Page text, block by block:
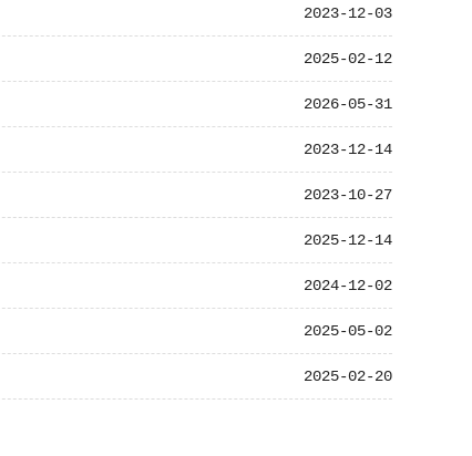
2023-12-03
2025-02-12
2026-05-31
2023-12-14
2023-10-27
2025-12-14
2024-12-02
2025-05-02
2025-02-20